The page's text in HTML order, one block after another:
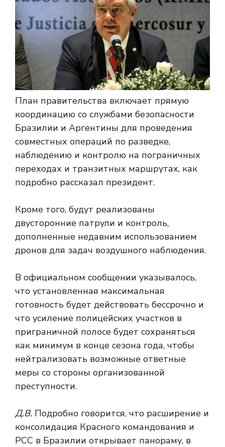
План правительства включает прямую
координацию со службами безопасности
Бразилии и Аргентины для проведения
совместных операций по разведке,
наблюдению и контролю на пограничных
переходах и транзитных маршрутах, как
подробно рассказал президент.
Кроме того, будут реализованы
двусторонние патрули и контроль,
дополненные недавним использованием
дронов для задач воздушного наблюдения.
В официальном сообщении указывалось,
что установленная максимальная
готовность будет действовать бессрочно и
что усиление полицейских участков в
приграничной полосе будет сохраняться
как минимум в конце сезона года, чтобы
нейтрализовать возможные ответные
меры со стороны организованной
преступности.
Д.В. Подробно говорится, что расширение и
консолидация Красного командования и
PCC в Бразилии открывает панораму, в